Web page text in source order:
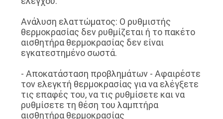
Ανάλυση ελαττώματος: Ο ρυθμιστής
θερμοκρασίας δεν ρυθμίζεται ή το πακέτο
αισθητήρα θερμοκρασίας δεν είναι
εγκατεστημένο σωστά.
- Αποκατάσταση προβλημάτων - Αφαιρέστε
τον ελεγκτή θερμοκρασίας για να ελέγξετε
τις επαφές του, να τις ρυθμίσετε και να
ρυθμίσετε τη θέση του λαμπτήρα
αισθητήρα θερμοκρασίας